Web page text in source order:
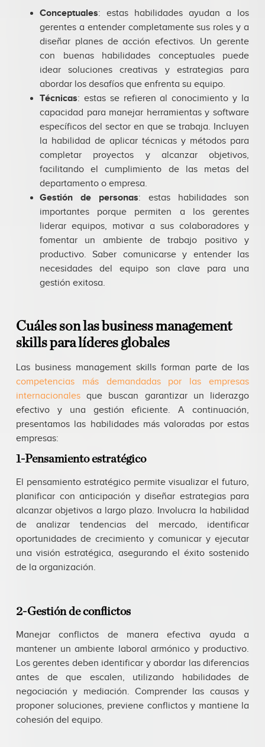
Conceptuales: estas habilidades ayudan a los
gerentes a entender completamente sus roles y a
diseñar planes de acción efectivos. Un gerente
con buenas habilidades conceptuales puede
idear soluciones creativas y estrategias para
abordar los desafíos que enfrenta su equipo.
Técnicas: estas se refieren al conocimiento y la
capacidad para manejar herramientas y software
específicos del sector en que se trabaja. Incluyen
la habilidad de aplicar técnicas y métodos para
completar proyectos y alcanzar objetivos,
facilitando el cumplimiento de las metas del
departamento o empresa.
Gestión de personas: estas habilidades son
importantes porque permiten a los gerentes
liderar equipos, motivar a sus colaboradores y
fomentar un ambiente de trabajo positivo y
productivo. Saber comunicarse y entender las
necesidades del equipo son clave para una
gestión exitosa.
Cuáles son las business management
skills para líderes globales
Las business management skills forman parte de las
competencias más demandadas por las empresas
internacionales que buscan garantizar un liderazgo
efectivo y una gestión eficiente. A continuación,
presentamos las habilidades más valoradas por estas
empresas:
1-Pensamiento estratégico
El pensamiento estratégico permite visualizar el futuro,
planificar con anticipación y diseñar estrategias para
alcanzar objetivos a largo plazo. Involucra la habilidad
de analizar tendencias del mercado, identificar
oportunidades de crecimiento y comunicar y ejecutar
una visión estratégica, asegurando el éxito sostenido
de la organización.
2-Gestión de conflictos
Manejar conflictos de manera efectiva ayuda a
mantener un ambiente laboral armónico y productivo.
Los gerentes deben identificar y abordar las diferencias
antes de que escalen, utilizando habilidades de
negociación y mediación. Comprender las causas y
proponer soluciones, previene conflictos y mantiene la
cohesión del equipo.